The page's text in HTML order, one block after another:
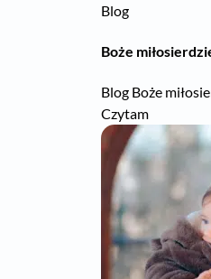
Blog
Boże
Blog Boże
Czytam